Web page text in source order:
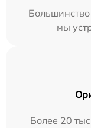
мы
Более 20